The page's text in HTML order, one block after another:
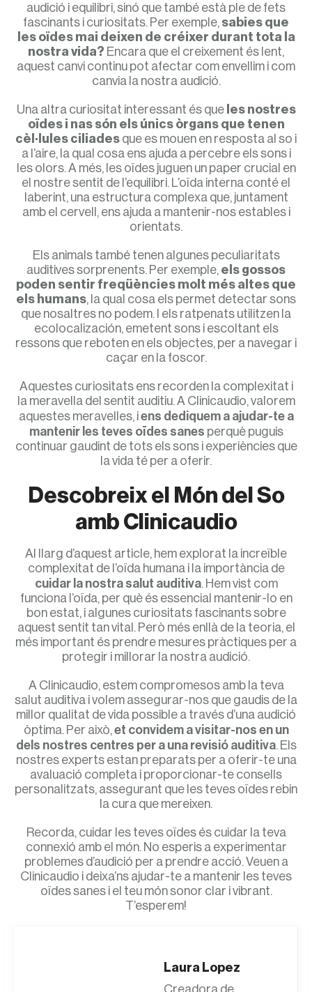
audició i equilibri, sinó que també està ple de fets
fascinants i curiositats. Per exemple, sabies que
les oïdes mai deixen de créixer durant tota la
nostra vida? Encara que el creixement és lent,
aquest canvi continu pot afectar com envellim i com
canvia la nostra audició.
Una altra curiositat interessant és que les nostres
oïdes i nas són els únics òrgans que tenen
cèl·lules ciliades que es mouen en resposta al so i
a l’aire, la qual cosa ens ajuda a percebre els sons i
les olors. A més, les oïdes juguen un paper crucial en
el nostre sentit de l’equilibri. L’oïda interna conté el
laberint, una estructura complexa que, juntament
amb el cervell, ens ajuda a mantenir-nos estables i
orientats.
Els animals també tenen algunes peculiaritats
auditives sorprenents. Per exemple, els gossos
poden sentir freqüències molt més altes que
els humans, la qual cosa els permet detectar sons
que nosaltres no podem. I els ratpenats utilitzen la
ecolocalización, emetent sons i escoltant els
ressons que reboten en els objectes, per a navegar i
caçar en la foscor.
Aquestes curiositats ens recorden la complexitat i
la meravella del sentit auditiu. A Clinicaudio, valorem
aquestes meravelles, iens dediquem a ajudar-te a
mantenir les teves oïdes sanes perquè puguis
continuar gaudint de tots els sons i experiències que
la vida té per a oferir.
Descobreix el Món del So
amb Clinicaudio
Al llarg d’aquest article, hem explorat la increïble
complexitat de l’oïda humana i la importància de
cuidar la nostra salut auditiva. Hem vist com
funciona l’oïda, per què és essencial mantenir-lo en
bon estat, i algunes curiositats fascinants sobre
aquest sentit tan vital. Però més enllà de la teoria, el
més important és prendre mesures pràctiques per a
protegir i millorar la nostra audició.
A Clinicaudio, estem compromesos amb la teva
salut auditiva i volem assegurar-nos que gaudis de la
millor qualitat de vida possible a través d’una audició
òptima. Per això, et convidem a visitar-nos en un
dels nostres centres per a una revisió auditiva. Els
nostres experts estan preparats per a oferir-te una
avaluació completa i proporcionar-te consells
personalitzats, assegurant que les teves oïdes rebin
la cura que mereixen.
Recorda, cuidar les teves oïdes és cuidar la teva
connexió amb el món. No esperis a experimentar
problemes d’audició per a prendre acció. Veuen a
Clinicaudio i deixa’ns ajudar-te a mantenir les teves
oïdes sanes i el teu món sonor clar i vibrant.
T’esperem!
Laura Lopez
Creadora de